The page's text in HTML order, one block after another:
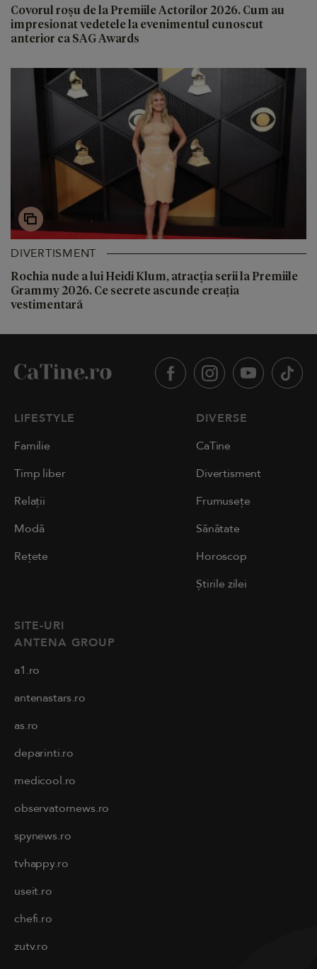
Covorul roșu de la Premiile Actorilor 2026. Cum au
impresionat vedetele la evenimentul cunoscut
anterior ca SAG Awards
DIVERTISMENT
Rochia nude a lui Heidi Klum, atracția serii la Premiile
Grammy 2026. Ce secrete ascunde creația
vestimentară
LIFESTYLE
Familie
Timp liber
Relații
Modă
Rețete
DIVERSE
CaTine
Divertisment
Frumusețe
Sănătate
Horoscop
Știrile zilei
SITE-URI
ANTENA GROUP
a1.ro
antenastars.ro
as.ro
deparinti.ro
medicool.ro
observatornews.ro
spynews.ro
tvhappy.ro
useit.ro
chefi.ro
zutv.ro